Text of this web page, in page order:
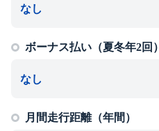
ボーナス払い（夏冬年2回）
月間走行距離（年間）